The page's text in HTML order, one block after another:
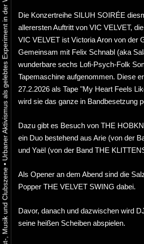
•
Die Konzertreihe SILUH SOIRÉE
allerersten Auftritt von VIC VELVET,
VIC VELVET ist Victoria Aron von der
Gemeinsam mit Felix Schnabl (aka
wunderbare sechs Lofi-Psych-Folk
Tapemaschine aufgenommen. Diese
27.2.2026 als Tape "My Heart Feels
wird sie das ganze in Bandbesetzung
Dazu gibt es Besuch von THE
ein Duo bestehend aus Arie (von der
und Yaël (von der Band THE
Als Opener an dem Abend sind die
Popper THE VELVET SWING dabei.
Davor, danach und dazwischen wird
seine heißen Scheiben abspielen.